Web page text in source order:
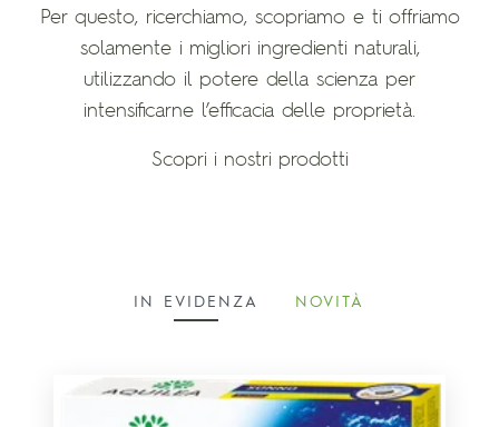
Per questo, ricerchiamo, scopriamo e ti offriamo
solamente i migliori ingredienti naturali,
utilizzando il potere della scienza per
intensificarne l’efficacia delle proprietà.
Scopri i nostri prodotti
IN EVIDENZA NOVITÀ